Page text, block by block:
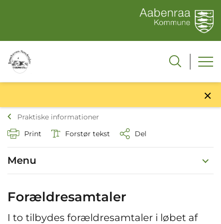
Praktiske informationer
Print
Forstør tekst Del
Menu
Forældresamtaler
I to tilbydes forældresamtaler i løbet af